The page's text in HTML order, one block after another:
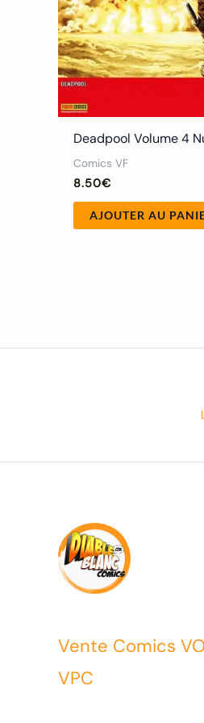
Deadpool Volume 4
Comics VF
8.50€
AJOUTER AU
Vente Comics
VPC